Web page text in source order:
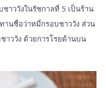
าววังในรัชกาลที่ 5 เป็นร้าน
นชื่อว่าหมี่กรอบชาววัง ส่วน
าววัง ด้วยการโรยด้านบน